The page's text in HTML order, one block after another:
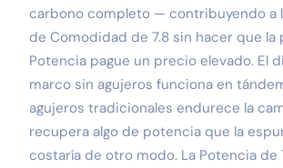
carbono completo — contribuyendo a
de Comodidad de 7.8 sin hacer que la
Potencia pague un precio elevado. El
marco sin agujeros funciona en
agujeros tradicionales endurece la
recupera algo de potencia que la
costaría de otro modo. La Potencia de